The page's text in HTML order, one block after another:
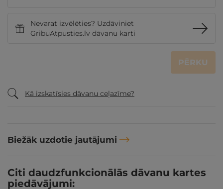
Nevarat izvēlēties? Uzdāviniet
GribuAtpusties.lv dāvanu karti
PĒRKU
Kā izskatīsies dāvanu ceļazīme?
Biežāk uzdotie jautājumi
Citi daudzfunkcionālās dāvanu kartes
piedāvājumi: